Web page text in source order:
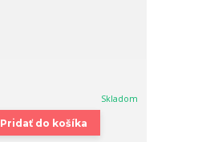
Skladom
Pridať do košíka